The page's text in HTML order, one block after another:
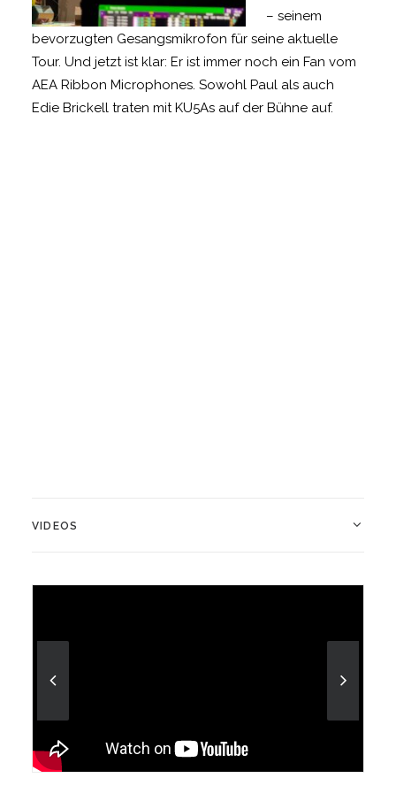
– seinem
bevorzugten Gesangsmikrofon für seine aktuelle
Tour. Und jetzt ist klar: Er ist immer noch ein Fan vom
AEA Ribbon Microphones. Sowohl Paul als auch
Edie Brickell traten mit KU5As auf der Bühne auf.
VIDEOS